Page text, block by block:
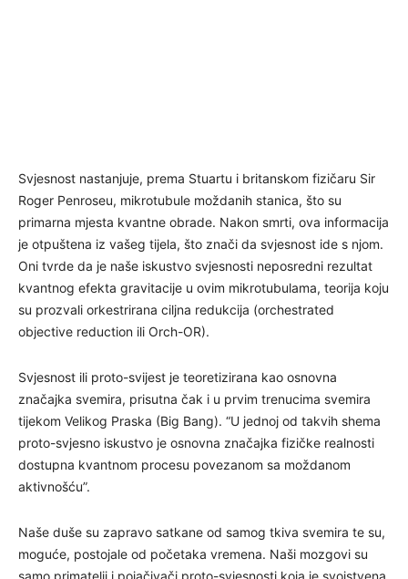
Svjesnost nastanjuje, prema Stuartu i britanskom fizičaru Sir
Roger Penroseu, mikrotubule moždanih stanica, što su
primarna mjesta kvantne obrade. Nakon smrti, ova informacija
je otpuštena iz vašeg tijela, što znači da svjesnost ide s njom.
Oni tvrde da je naše iskustvo svjesnosti neposredni rezultat
kvantnog efekta gravitacije u ovim mikrotubulama, teorija koju
su prozvali orkestrirana ciljna redukcija (orchestrated
objective reduction ili Orch-OR).
Svjesnost ili proto-svijest je teoretizirana kao osnovna
značajka svemira, prisutna čak i u prvim trenucima svemira
tijekom Velikog Praska (Big Bang). “U jednoj od takvih shema
proto-svjesno iskustvo je osnovna značajka fizičke realnosti
dostupna kvantnom procesu povezanom sa moždanom
aktivnošću”.
Naše duše su zapravo satkane od samog tkiva svemira te su,
moguće, postojale od početaka vremena. Naši mozgovi su
samo primatelji i pojačivači proto-svjesnosti koja je svojstvena